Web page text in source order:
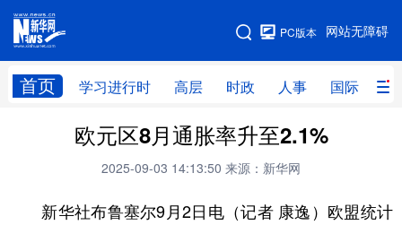
网站无障碍
PC版本
首页 学习进行时 高层 时政 人事 国际 财
网站地图
学习进行时 高层 时政
财经 网评
台湾 思客智库 全球连线 教育
欧元区8月通胀率升至2.1%
2025-09-03 14:13:50 来源：新华网
新华社布鲁塞尔9月2日电（记者 康逸）欧盟统计